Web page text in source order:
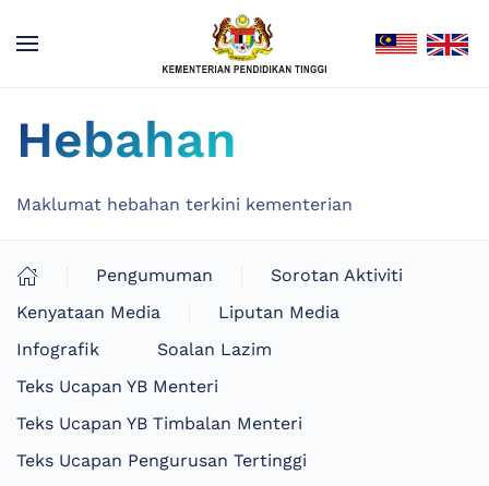
Hebahan
Maklumat hebahan terkini kementerian
Pengumuman
Sorotan Aktiviti
Kenyataan Media
Liputan Media
Infografik
Soalan Lazim
Teks Ucapan YB Menteri
Teks Ucapan YB Timbalan Menteri
Teks Ucapan Pengurusan Tertinggi